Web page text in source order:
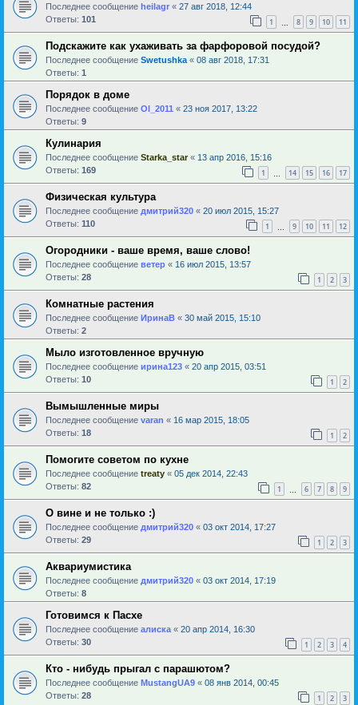
Последнее сообщение heilagr « 27 авг 2018, 12:44
Ответы: 101 1 8 9 10 11
Подскажите как ухаживать за фарфоровой посудой?
Последнее сообщение Swetushka « 08 авг 2018, 17:31
Ответы: 1
Порядок в доме
Последнее сообщение Ol_2011 « 23 ноя 2017, 13:22
Ответы: 9
Кулинария
Последнее сообщение Starka_star« 13 апр 2016, 15:16
Ответы: 169 1 14 15 16 17
Физическая культура
Последнее сообщение дмитрий320 « 20 июл 2015, 15:27
Ответы: 110 1 9 10 11 12
Огородники - ваше время, ваше слово!
Последнее сообщение ветер « 16 июл 2015, 13:57
Ответы: 28 1 2 3
Комнатные растения
Последнее сообщение ИринаВ « 30 май 2015, 15:10
Ответы: 2
Мыло изготовленное вручную
Последнее сообщение ирина123 « 20 апр 2015, 03:51
Ответы: 10 1 2
Вымышленные миры
Последнее сообщение varan « 16 мар 2015, 18:05
Ответы: 18 1 2
Помогите советом по кухне
Последнее сообщение treaty « 05 дек 2014, 22:43
Ответы: 82 1 6 7 8 9
О вине и не только :)
Последнее сообщение дмитрий320 « 03 окт 2014, 17:27
Ответы: 29 1 2 3
Аквариумистика
Последнее сообщение дмитрий320 « 03 окт 2014, 17:19
Ответы: 8
Готовимся к Пасхе
Последнее сообщение алиска « 20 апр 2014, 16:30
Ответы: 30 1 2 3 4
Кто - нибудь прыгал с парашютом?
Последнее сообщение MustangUA9 « 08 янв 2014, 00:45
Ответы: 28 1 2 3